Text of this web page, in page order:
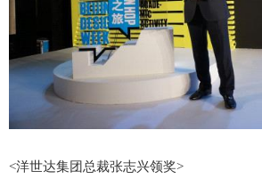
<洋世达集团总裁张志兴领奖>